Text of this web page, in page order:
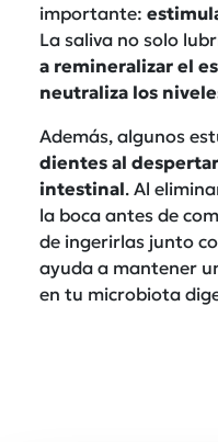
importante:
La saliva no solo
a remineralizar el
neutraliza los
Además, algunos
dientes al
intestinal. Al
la boca antes de
de ingerirlas junto
ayuda a mantener
en tu microbiota